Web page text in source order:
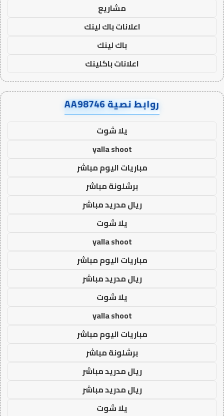
مشاريع
اعلانات باك لينك
باك لينك
اعلانات باكلينك
روابط نصية AA98746
يلا شوت
yalla shoot
مباريات اليوم مباشر
برشلونة مباشر
ريال مدريد مباشر
يلا شوت
yalla shoot
مباريات اليوم مباشر
ريال مدريد مباشر
يلا شوت
yalla shoot
مباريات اليوم مباشر
برشلونة مباشر
ريال مدريد مباشر
ريال مدريد مباشر
يلا شوت